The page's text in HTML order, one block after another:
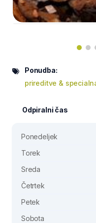
Ponudba:
prireditve &
Odpiralni čas
Ponedeljek
Torek
Sreda
Četrtek
Petek
Sobota